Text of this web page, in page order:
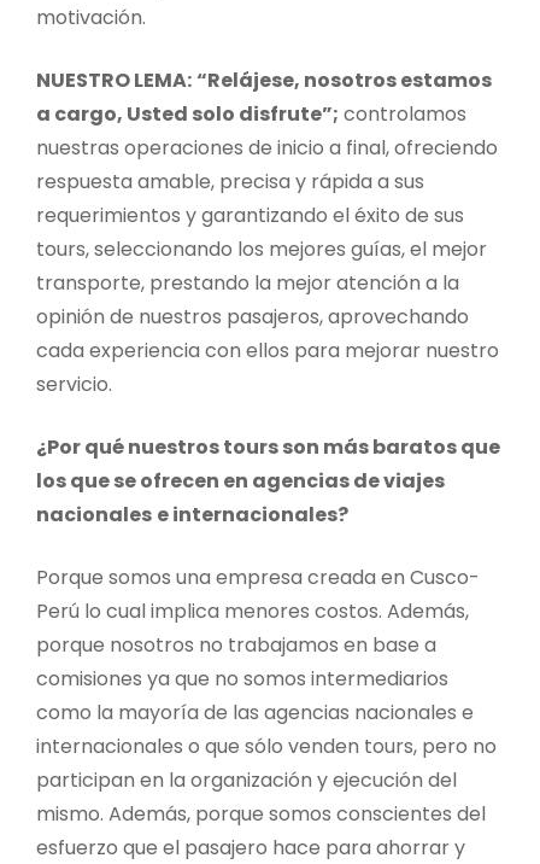
motivación.
NUESTRO LEMA:“Relájese, nosotros estamos
a cargo, Usted solo disfrute”; controlamos
nuestras operaciones de inicio a final, ofreciendo
respuesta amable, precisa y rápida a sus
requerimientos y garantizando el éxito de sus
tours, seleccionando los mejores guías, el mejor
transporte, prestando la mejor atención a la
opinión de nuestros pasajeros, aprovechando
cada experiencia con ellos para mejorar nuestro
servicio.
¿Por qué nuestros tours son más baratos que
los que se ofrecen en agencias de viajes
nacionales e internacionales?
Porque somos una empresa creada en Cusco-
Perú lo cual implica menores costos. Además,
porque nosotros no trabajamos en base a
comisiones ya que no somos intermediarios
como la mayoría de las agencias nacionales e
internacionales o que sólo venden tours, pero no
participan en la organización y ejecución del
mismo. Además, porque somos conscientes del
esfuerzo que el pasajero hace para ahorrar y